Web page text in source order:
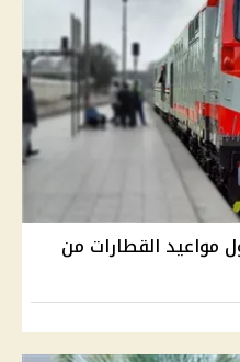
مواعيد القطارات من